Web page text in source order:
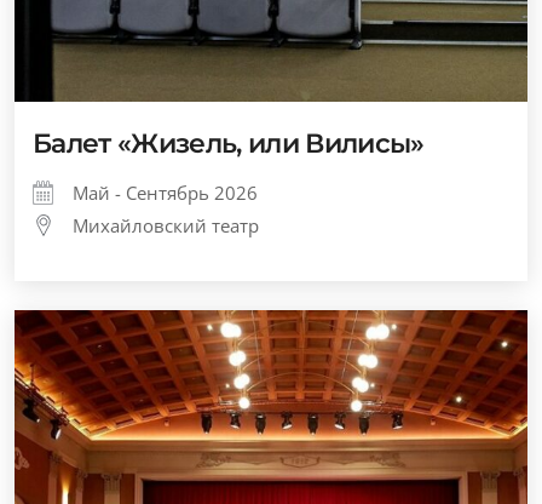
Балет «Жизель, или Вилисы»
Май - Сентябрь 2026
Михайловский театр